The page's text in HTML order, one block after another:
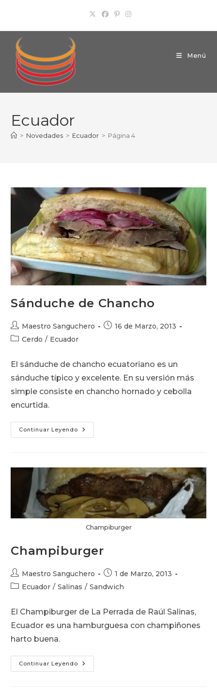
contenido
Menú
Ecuador
> Novedades > Ecuador > Página 4
Sánduche de Chancho
Autor
de
Maestro Sanguchero
Publicación
16 de Marzo, 2013
Categoría
entrada:
Cerdo / Ecuador
El sánduche de chancho ecuatoriano es un
sánduche típico y excelente. En su versión más
simple consiste en chancho hornado y cebolla
encurtida.
Continuar Leyendo Sánduche
De
Champiburger
Champiburger
Autor
de
Maestro Sanguchero
Publicación
de
1 de Marzo, 2013
Categoría
entrada:
Ecuador / Salinas / Sandwich
El Champiburger de La Perrada de Raúl Salinas,
Ecuador es una hamburguesa con champiñones
harto buena.
Continuar Leyendo Champiburger